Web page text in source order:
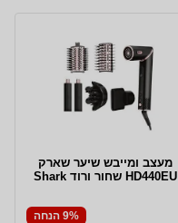
מעצב ומייבש שיער שארק
HD440EU שחור ורוד Shark
9% הנחה